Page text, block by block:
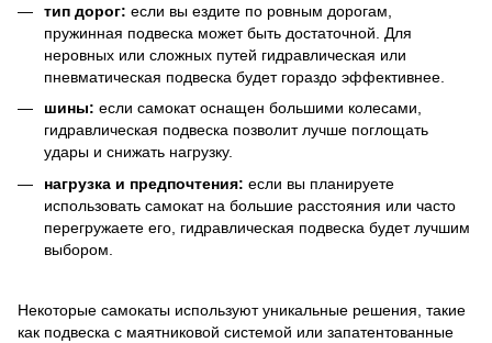
тип дорог: если вы ездите по ровным дорогам,
пружинная подвеска может быть достаточной. Для
неровных или сложных путей гидравлическая или
пневматическая подвеска будет гораздо эффективнее.
шины: если самокат оснащен большими колесами,
гидравлическая подвеска позволит лучше поглощать
удары и снижать нагрузку.
нагрузка и предпочтения: если вы планируете
использовать самокат на большие расстояния или часто
перегружаете его, гидравлическая подвеска будет лучшим
выбором.
Некоторые самокаты используют уникальные решения, такие
как подвеска с маятниковой системой или запатентованные